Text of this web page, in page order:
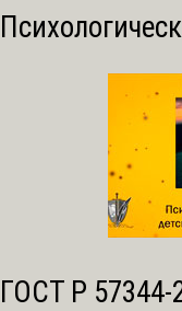
ГОСТ Р 57344-